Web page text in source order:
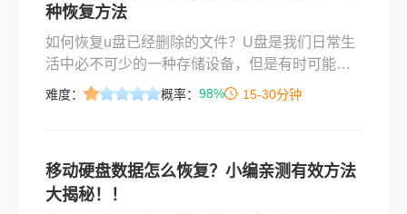
种恢复方法
如何恢复u盘已经删除的文件？U盘是我们日常生
活中必不可少的一种存储设备，但是有时可能会
不小心删除了U盘上的文件，或者格式化了整个U
复吗？答案是肯定的！下面就来推荐五个比较靠
谱的恢复方法，一起来看下吧。
难度： 概率： 98% 15-30分钟
移动硬盘数据怎么恢复？小编亲测有效方法
大揭秘！！